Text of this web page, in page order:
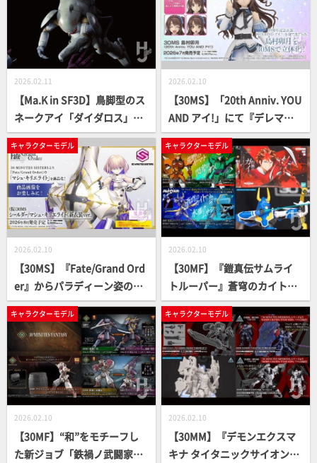
2026.02.11
【Ma.K in SF3D】鳥脚型のス
ネークアイ「ダイダロス」と
「アルタイル」の激戦！ 記事
後半では横山宏による新作
「ダーブ」と、濃密なフォト
ストーリーをお届け!!
2026.02.10
【30MS】「20th Anniv. YOU
AND アイ!」にて『デレマ
ス』島村卯月のプラモデル化
が決定！「ボディパーツ シグ
マシスターズパラドクス2[カ
ラーC]」も発売【第13回 30
MINUTES LABEL 新商品発表
会】
キャラクターモデル
2026.02.10
【30MS】『Fate/Grand Ord
er』からパラディーン姿の
「マシュ・キリエライト」が
商品化決定！【第13回 30 MI
NUTES LABEL 新商品発表
会】
キャラクターモデル
2026.02.10
【30MF】『鎧真伝サムライ
トルーパー』蒼穹のカイト、
水簾のムサシ、荒野のヤマ
ト、閃光のシオンの商品化が
決定！【第13回 30 MINUTES
LABEL 新商品発表会】
キャラクターモデル
2026.02.10
【30MF】“和”をモチーフし
た新ジョブ「鉄禍ノ武闘家」
キャラクターモデル
2026.02.10
【30MM】『デモンエクスマ
キナ タイタニックサイオン』